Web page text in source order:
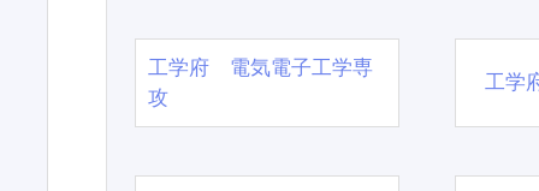
工学府 電気電子工学専
攻
工学